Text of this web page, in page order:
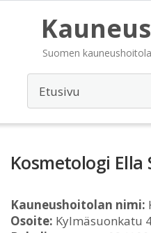
Suomen
Kosmetologi Ella
Kauneushoitolan nimi:
Osoite: Kylmäsuonkatu